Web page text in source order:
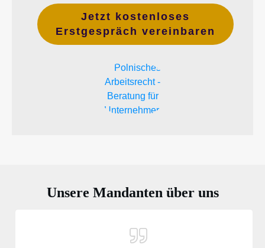
Jetzt kostenloses
Erstgespräch vereinbaren
Unsere Mandanten über uns